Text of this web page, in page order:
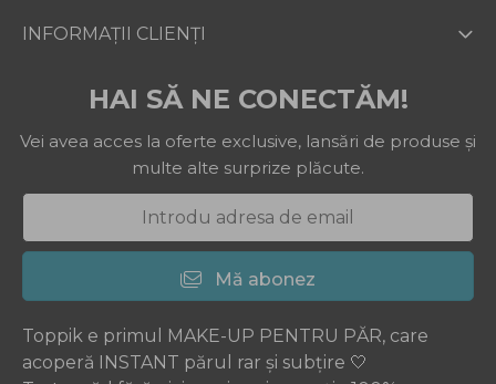
INFORMAȚII CLIENȚI
HAI SĂ NE CONECTĂM!
Vei avea acces la oferte exclusive, lansări de produse și
multe alte surprize plăcute.
Mă abonez
Toppik e primul MAKE-UP PENTRU PĂR, care
acoperă INSTANT părul rar și subțire 🤍